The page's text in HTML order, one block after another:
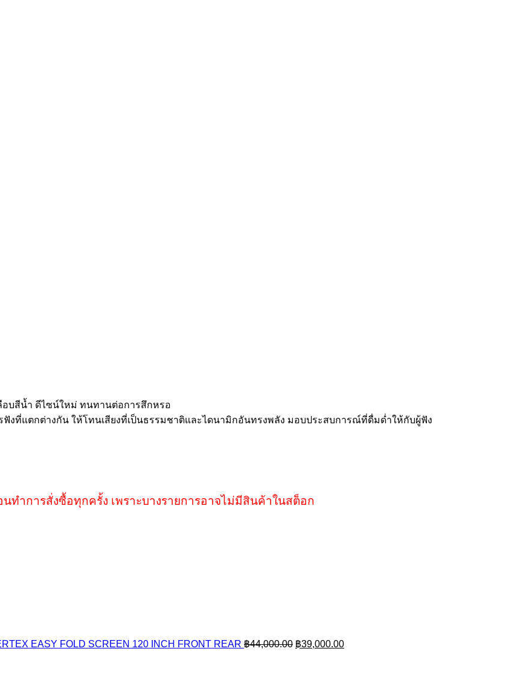
อบสีน้ำ ดีไซน์ใหม่ ทนทานต่อการสึกหรอ
งที่แตกต่างกัน ให้โทนเสียงที่เป็นธรรมชาติและไดนามิกอันทรงพลัง มอบประสบการณ์ที่ดื่มด่ำให้กับผู้ฟัง
ทำการสั่งซื้อทุกครั้ง เพราะบางรายการอาจไม่มีสินค้าในสต็อก
EASY FOLD SCREEN 120 INCH FRONT REAR ฿44,000.00 Original
฿39,000.00Current